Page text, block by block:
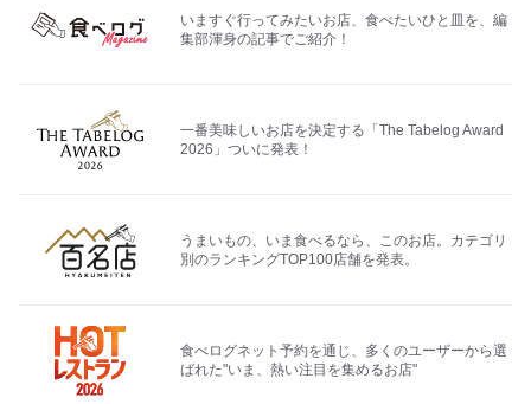
いますぐ行ってみたいお店、食べたいひと皿を、編
集部渾身の記事でご紹介！
一番美味しいお店を決定する「The Tabelog Award
2026」ついに発表！
うまいもの、いま食べるなら、このお店。カテゴリ
別のランキングTOP100店舗を発表。
食べログネット予約を通じ、多くのユーザーから選
ばれた"いま、熱い注目を集めるお店"